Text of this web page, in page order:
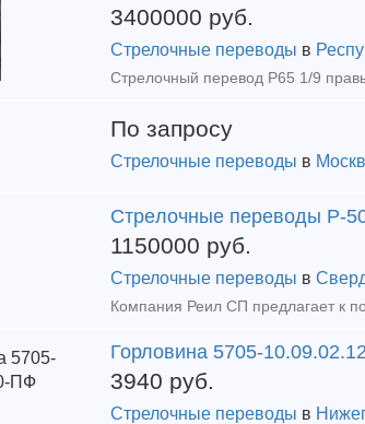
3400000 руб.
Стрелочные переводы в
По запросу
Стрелочные переводы в
Cтpeлoчные пepeвoды P-
1150000 руб.
Стрелочные переводы в
Горловина 5705-
3940 руб.
Стрелочные переводы в